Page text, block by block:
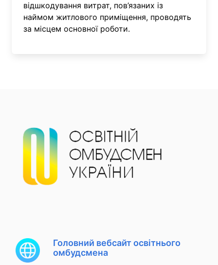
відшкодування витрат, пов’язаних із
наймом житлового приміщення, проводять
за місцем основної роботи.
Головний вебсайт освітнього
омбудсмена